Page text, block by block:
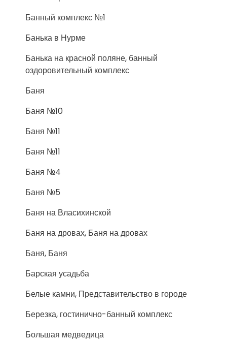
Банный комплекс №1
Банька в Нурме
Банька на красной поляне, банный
оздоровительный комплекс
Баня
Баня №10
Баня №11
Баня №11
Баня №4
Баня №5
Баня на Власихинской
Баня на дровах, Баня на дровах
Баня, Баня
Барская усадьба
Белые камни, Представительство в городе
Березка, гостинично-банный комплекс
Большая медведица